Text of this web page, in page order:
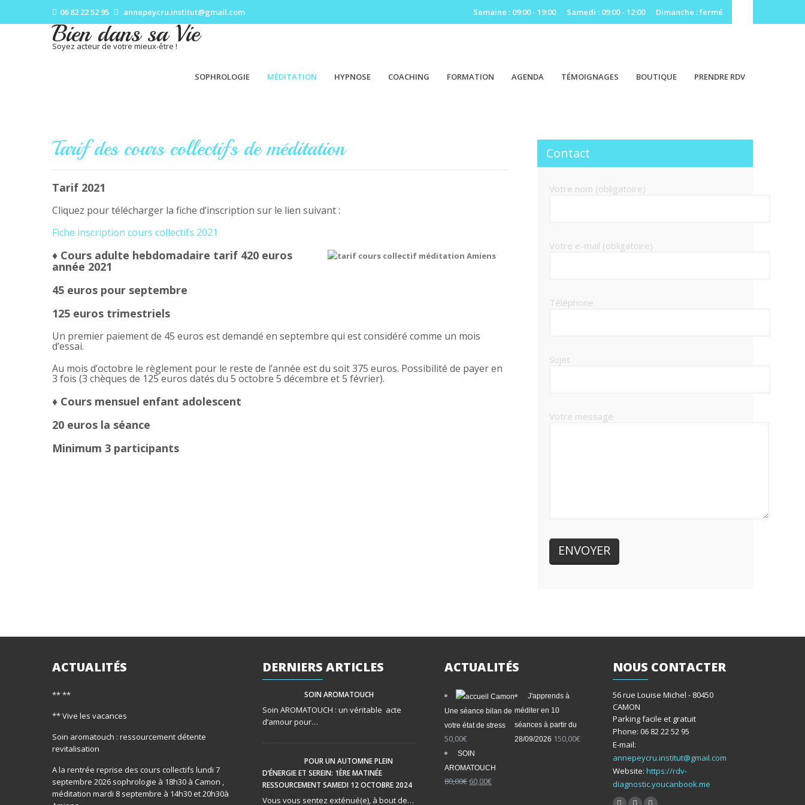
06 82 22 52 95 annepeycru.institut@gmail.com Semaine : 09:00 - 19:00 Samedi : 09:00 - 12:00 Dimanche : fermé
Bien dans sa Vie
Soyez acteur de votre mieux-être !
SOPHROLOGIE MÉDITATION HYPNOSE COACHING FORMATION AGENDA TÉMOIGNAGES BOUTIQUE PRENDRE RDV
Tarif des cours collectifs de méditation
Tarif 2021
Cliquez pour télécharger la fiche d’inscription sur le lien suivant :
Fiche inscription cours collectifs 2021
♦ Cours adulte hebdomadaire tarif 420 euros
année 2021
45 euros pour septembre
125 euros trimestriels
Un premier paiement de 45 euros est demandé en septembre qui est considéré comme un mois
d’essai.
Au mois d’octobre le règlement pour le reste de l’année est du soit 375 euros. Possibilité de payer en
3 fois (3 chèques de 125 euros datés du 5 octobre 5 décembre et 5 février).
♦ Cours mensuel enfant adolescent
20 euros la séance
Minimum 3 participants
Contact
Votre nom (obligatoire)
Votre e-mail (obligatoire)
Téléphone
Sujet
Votre message
ACTUALITÉS
** **
** Vive les vacances
Soin aromatouch : ressourcement détente
revitalisation
A la rentrée reprise des cours collectifs lundi 7
septembre 2026 sophrologie à 18h30 à Camon ,
méditation mardi 8 septembre à 14h30 et 20h30à
DERNIERS ARTICLES
SOIN AROMATOUCH
Soin AROMATOUCH : un véritable acte
d’amour pour…
POUR UN AUTOMNE PLEIN
D’ÉNERGIE ET SEREIN: 1ÈRE MATINÉE
RESSOURCEMENT SAMEDI 12 OCTOBRE 2024
Vous vous sentez exténué(e), à bout de…
ACTUALITÉS
Une séance bilan de
votre état de stress
50,00€
J'apprends à
méditer en 10
séances à partir du
28/09/2026 150,00€
SOIN
AROMATOUCH
80,00€ Le
60,00€Le
NOUS CONTACTER
56 rue Louise Michel - 80450
CAMON
Parking facile et gratuit
Phone: 06 82 22 52 95
E-mail:
annepeycru.institut@gmail.com
Website: https://rdv-
diagnostic.youcanbook.me